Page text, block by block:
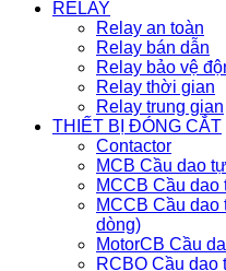
RELAY
Relay an toàn
Relay bán dẫn
Relay bảo vệ
Relay thời gian
Relay trung gian
THIẾT BỊ ĐÓNG CẮT
Contactor
MCB Cầu dao
MCCB Cầu dao
MCCB Cầu dao
dòng)
MotorCB Cầu
RCBO Cầu dao